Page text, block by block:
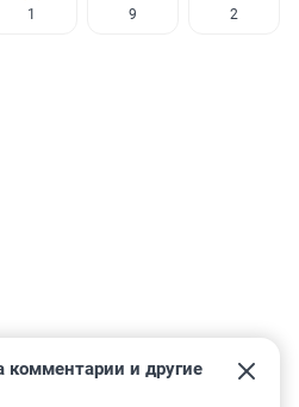
1 9 2
комментарии и другие